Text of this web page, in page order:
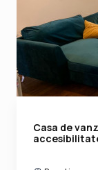
Casa de